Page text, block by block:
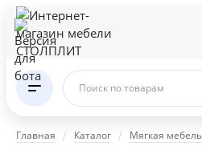
Поиск по товарам
Главная Каталог Мягкая мебель